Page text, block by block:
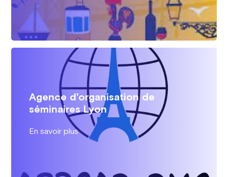
Agence d'organisation de
séminaires Lyon
En savoir plus